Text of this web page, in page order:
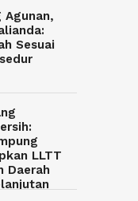
Agunan,
Sesuai
LLTT
Daerah